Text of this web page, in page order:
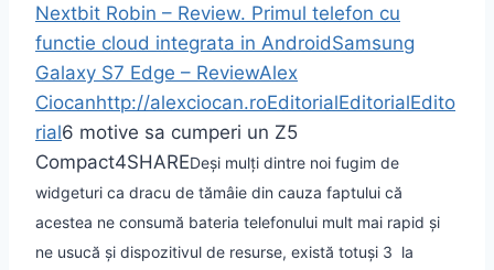
Nextbit Robin – Review. Primul telefon cu
functie cloud integrata in AndroidSamsung
Galaxy S7 Edge – ReviewAlex
Ciocanhttp://alexciocan.roEditorialEditorialEdito
rial6 motive sa cumperi un Z5
Compact4SHAREDeși mulți dintre noi fugim de
widgeturi ca dracu de tămâie din cauza faptului că
acestea ne consumă bateria telefonului mult mai rapid și
ne usucă și dispozitivul de resurse, există totuși 3 la